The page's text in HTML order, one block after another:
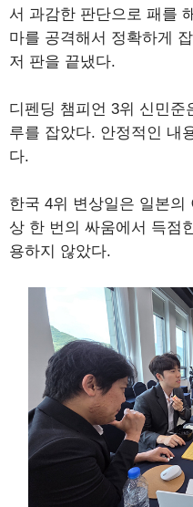
서 과감한 판단으로 패를
마를 공격해서 정확하게
저 판을 끝냈다.
디펜딩 챔피언 3위 신민
루를 잡았다. 안정적인 내
다.
한국 4위 변상일은 일본
상 한 번의 싸움에서 득점
용하지 않았다.